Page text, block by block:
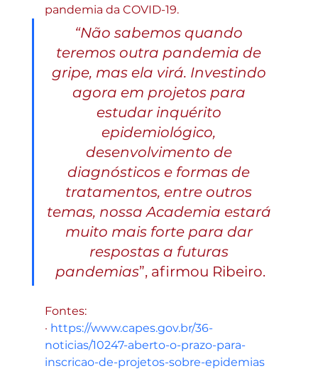
pandemia da COVID-19.
“Não sabemos quando
teremos outra pandemia de
gripe, mas ela virá. Investindo
agora em projetos para
estudar inquérito
epidemiológico,
desenvolvimento de
diagnósticos e formas de
tratamentos, entre outros
temas, nossa Academia estará
muito mais forte para dar
respostas a futuras
pandemias”, afirmou Ribeiro.
Fontes:
· https://www.capes.gov.br/36-
noticias/10247-aberto-o-prazo-para-
inscricao-de-projetos-sobre-epidemias